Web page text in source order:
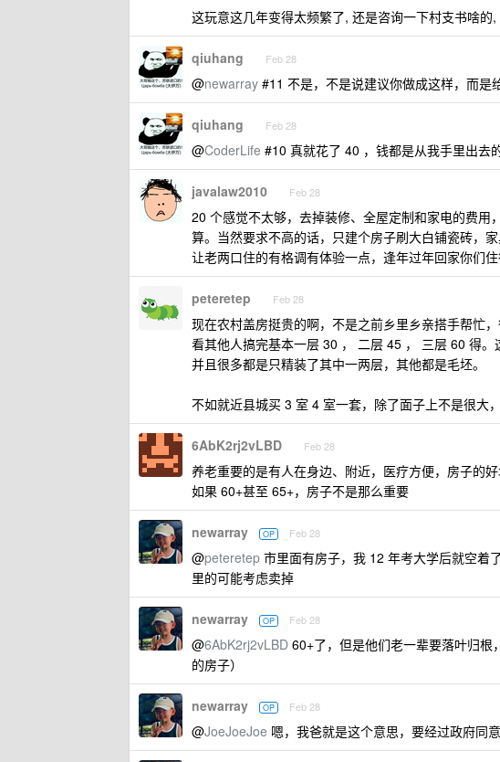
这玩意这几年变得太频繁了, 还是咨询一下村支书啥的
qiuhang Feb 28
@newarray #11 不是，不是说建议你做成这样，而是
qiuhang Feb 28
@CoderLife #10 真就花了 40 ，钱都是从我手里出去
javalaw2010 Feb 28
20 个感觉不太够，去掉装修、全屋定制和家电的费
算。当然要求不高的话，只建个房子刷大白铺瓷砖，
让老两口住的有格调有体验一点，逢年过年回家你们住
peteretep Feb 28
现在农村盖房挺贵的啊，不是之前乡里乡亲搭手帮忙，
看其他人搞完基本一层 30 ， 二层 45 ， 三层 60 得。
并且很多都是只精装了其中一两层，其他都是毛坯。
不如就近县城买 3 室 4 室一套，除了面子上不是很大
6AbK2rj2vLBD Feb 28
养老重要的是有人在身边、附近，医疗方便，房子的
如果 60+甚至 65+，房子不是那么重要
newarray OP Feb 28
@peteretep 市里面有房子，我 12 年考大学后就空着
里的可能考虑卖掉
newarray OP Feb 28
@6AbK2rj2vLBD 60+了，但是他们老一辈要落叶归根
的房子）
newarray OP Feb 28
@JoeJoeJoe 嗯，我爸就是这个意思，要经过政府同意